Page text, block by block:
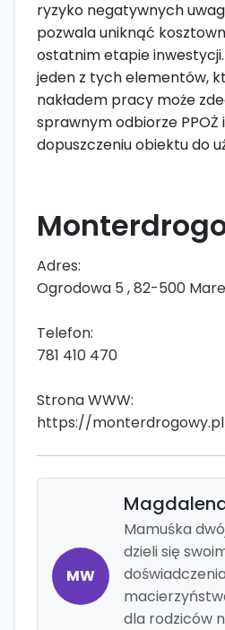
ryzyko negatywnych
pozwala uniknąć
ostatnim etapie
jeden z tych elementów,
nakładem pracy może
sprawnym odbiorze
dopuszczeniu obiektu do
Adres:
Ogrodowa 5 , 82-500
Telefon:
781 410 470
Strona WWW:
https://
MW
Mamuśka
dzieli się
dla rodziców